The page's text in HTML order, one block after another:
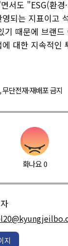
서도 "ESG(환경
되는 지표이고
기 때문에 브랜드
대한 지속적인
단전재·재배포 금지
화나요0
지